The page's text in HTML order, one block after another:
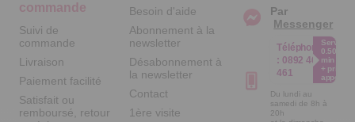
commande
Suivi de
commande
Livraison
Paiement facilité
Satisfait ou
remboursé, retour
Besoin d'aide
Abonnement à la
newsletter
Désabonnement à
la newsletter
Contact
1ère visite
Par
Messenger
Téléphone
: 0892 461
461
Service
0.50€ /
min
+ prix
appel
Du lundi au
samedi de 8h à
20h